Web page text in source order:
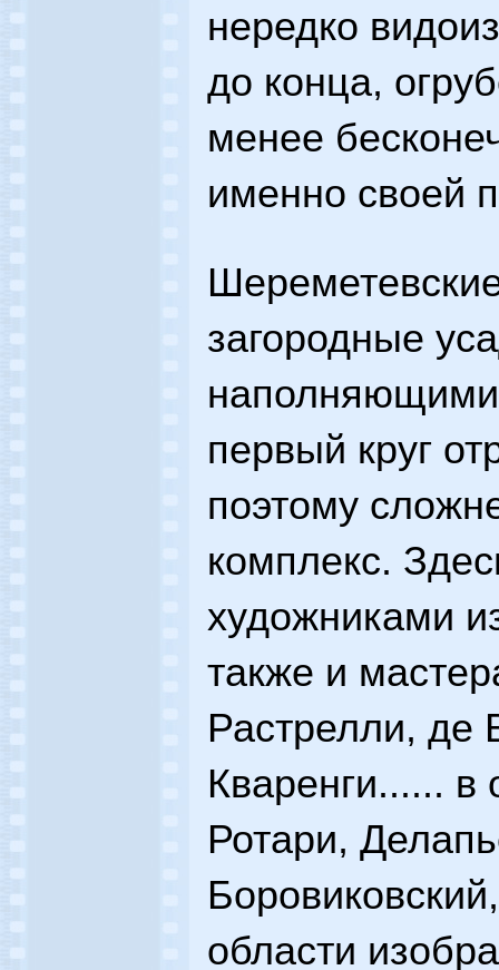
нередко
до конца,
менее
именно своей
загородные
первый круг
поэтому
комплекс.
художниками
также и
Растрелли, де
Кваренги...... в
Ротари,
области